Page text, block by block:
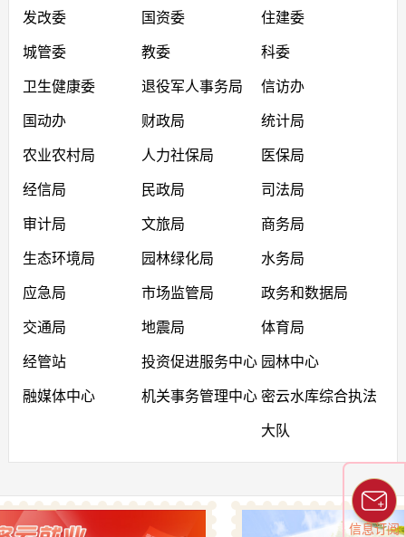
发改委 国资委 住建委
城管委 教委 科委
卫生健康委 退役军人事务局 信访办
国动办 财政局 统计局
农业农村局 人力社保局 医保局
经信局 民政局 司法局
审计局 文旅局 商务局
生态环境局 园林绿化局 水务局
应急局 市场监管局 政务和数据局
交通局 地震局 体育局
经管站 投资促进服务中心 园林中心
融媒体中心 机关事务管理中心 密云水库综合执法
大队
信息订阅